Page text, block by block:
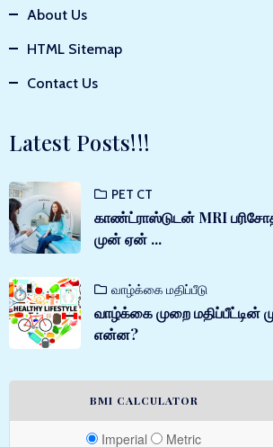
About Us
HTML Sitemap
Contact Us
Latest Posts!!!
PET CT
காண்ட்ராஸ்டுடன் MRI
முன் ஏன் ...
வாழ்க்கை மதிப்பீடு
வாழ்க்கை முறை மதிப்பீட்டின்
என்ன?
BMI CALCULATOR
Imperial Metric